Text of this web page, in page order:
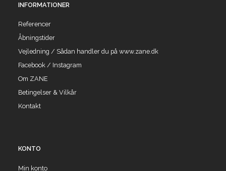
INFORMATIONER
Referencer
Åbningstider
Vejledning / Sådan handler du på www.zane.dk
Facebook / Instagram
Om ZANE
Betingelser & Vilkår
Kontakt
KONTO
Min konto